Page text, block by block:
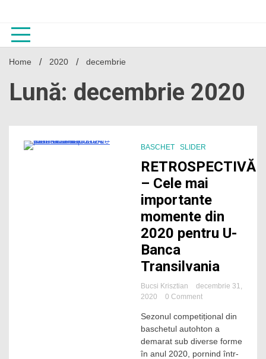
content
Home 2020 decembrie
Lună: decembrie 2020
BASCHET SLIDER
RETROSPECTIVĂ
– Cele mai
importante
momente din
2020 pentru U-
Banca
Transilvania
Bucsi Krisztian
decembrie 31,
2020
0 Commenton
–
Cele
mai
importante
Sezonul competițional din
baschetul autohton a
demarat sub diverse forme
în anul 2020, pornind într-